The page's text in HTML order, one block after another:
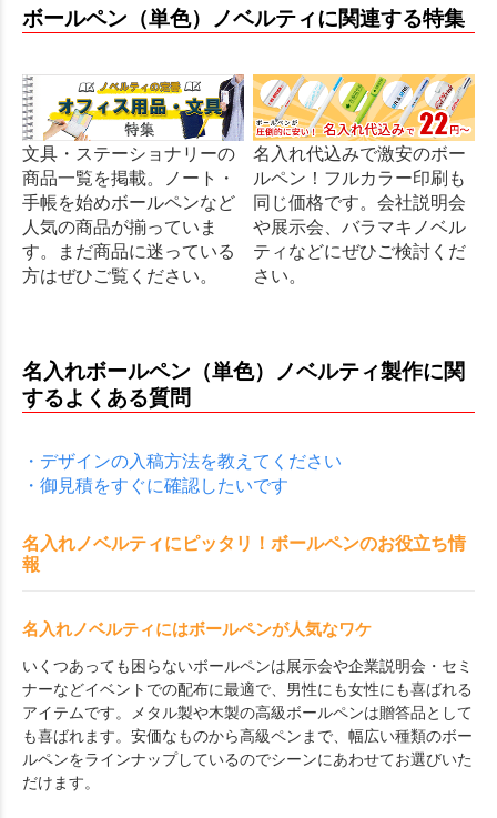
ボールペン（単色）ノベルティに関連する特集
文具・ステーショナリーの
商品一覧を掲載。ノート・
手帳を始めボールペンなど
人気の商品が揃っていま
す。まだ商品に迷っている
方はぜひご覧ください。
名入れ代込みで激安のボー
ルペン！フルカラー印刷も
同じ価格です。会社説明会
や展示会、バラマキノベル
ティなどにぜひご検討くだ
さい。
名入れボールペン（単色）ノベルティ製作に関
するよくある質問
・デザインの入稿方法を教えてください
・御見積をすぐに確認したいです
名入れノベルティにピッタリ！ボールペンのお役立ち情
報
名入れノベルティにはボールペンが人気なワケ
いくつあっても困らないボールペンは展示会や企業説明会・セミ
ナーなどイベントでの配布に最適で、男性にも女性にも喜ばれる
アイテムです。メタル製や木製の高級ボールペンは贈答品として
も喜ばれます。安価なものから高級ペンまで、幅広い種類のボー
ルペンをラインナップしているのでシーンにあわせてお選びいた
だけます。